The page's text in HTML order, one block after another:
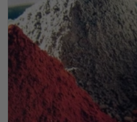
Трубопроводная арматура
Оцинкованная сталь
Насосы и насосное оборудование